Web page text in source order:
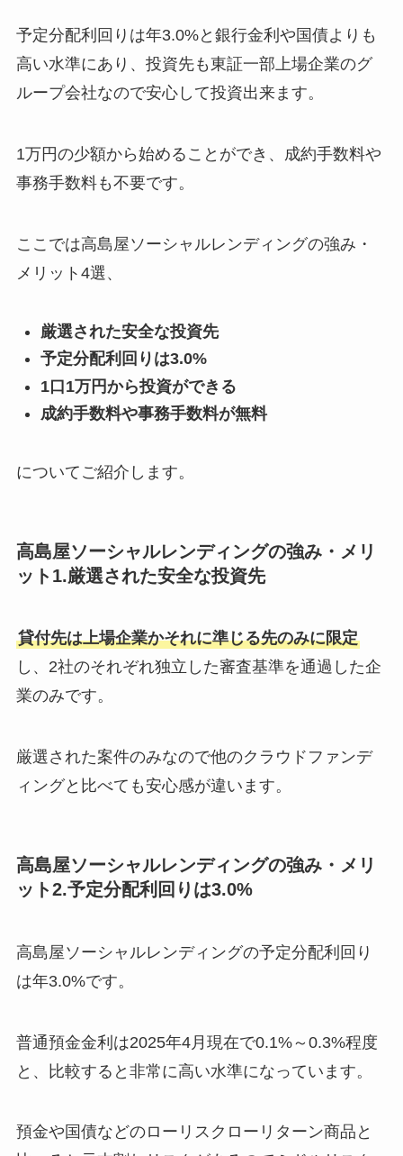
予定分配利回りは年3.0%と銀行金利や国債よりも
高い水準にあり、投資先も東証一部上場企業のグ
ループ会社なので安心して投資出来ます。
1万円の少額から始めることができ、成約手数料や
事務手数料も不要です。
ここでは高島屋ソーシャルレンディングの強み・
メリット4選、
厳選された安全な投資先
予定分配利回りは3.0%
1口1万円から投資ができる
成約手数料や事務手数料が無料
についてご紹介します。
高島屋ソーシャルレンディングの強み・メリ
ット1.厳選された安全な投資先
貸付先は上場企業かそれに準じる先のみに限定
し、2社のそれぞれ独立した審査基準を通過した企
業のみです。
厳選された案件のみなので他のクラウドファンデ
ィングと比べても安心感が違います。
高島屋ソーシャルレンディングの強み・メリ
ット2.予定分配利回りは3.0%
高島屋ソーシャルレンディングの予定分配利回り
は年3.0%です。
普通預金金利は2025年4月現在で0.1%～0.3%程度
と、比較すると非常に高い水準になっています。
預金や国債などのローリスクローリターン商品と